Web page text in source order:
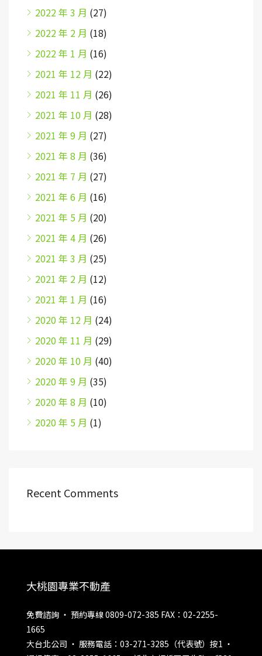
2022 年 3 月 (27)
2022 年 2 月 (18)
2022 年 1 月 (16)
2021 年 12 月 (22)
2021 年 11 月 (26)
2021 年 10 月 (28)
2021 年 9 月 (27)
2021 年 8 月 (36)
2021 年 7 月 (27)
2021 年 6 月 (16)
2021 年 5 月 (20)
2021 年 4 月 (26)
2021 年 3 月 (25)
2021 年 2 月 (12)
2021 年 1 月 (16)
2020 年 12 月 (24)
2020 年 11 月 (29)
2020 年 10 月 (40)
2020 年 9 月 (35)
2020 年 8 月 (10)
2020 年 5 月 (1)
Recent Comments
大桃園專業不動產
免費諮詢 ‧ 預約專線 0809-072-385 FAX：02-2255-
1665
大台北公司 ‧ 服務電話：03-271-3285（代表號）按1 ‧